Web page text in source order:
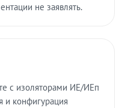
не заявлять.
с изоляторами ИЕ/ИЕп
и конфигурация